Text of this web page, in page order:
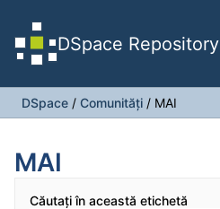
DSpace Repository
DSpace / Comunități / MAI
MAI
Căutați în această etichetă